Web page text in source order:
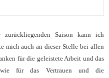
Saison kann ich
mich auch an dieser Stelle bei allen
für die geleistete Arbeit und das
für das Vertrauen und die